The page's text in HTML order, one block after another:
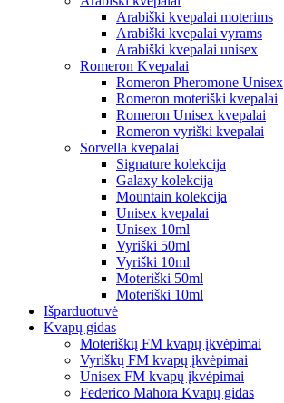
Arabiški kvepalai moterims
Arabiški kvepalai vyrams
Arabiški kvepalai unisex
Romeron Kvepalai
Romeron Pheromone Unisex
Romeron moteriški kvepalai
Romeron Unisex kvepalai
Romeron vyriški kvepalai
Sorvella kvepalai
Signature kolekcija
Galaxy kolekcija
Mountain kolekcija
Unisex kvepalai
Unisex 10ml
Vyriški 50ml
Vyriški 10ml
Moteriški 50ml
Moteriški 10ml
Išparduotuvė
Kvapų gidas
Moteriškų FM kvapų įkvėpimai
Vyriškų FM kvapų įkvėpimai
Unisex FM kvapų įkvėpimai
Federico Mahora Kvapų gidas